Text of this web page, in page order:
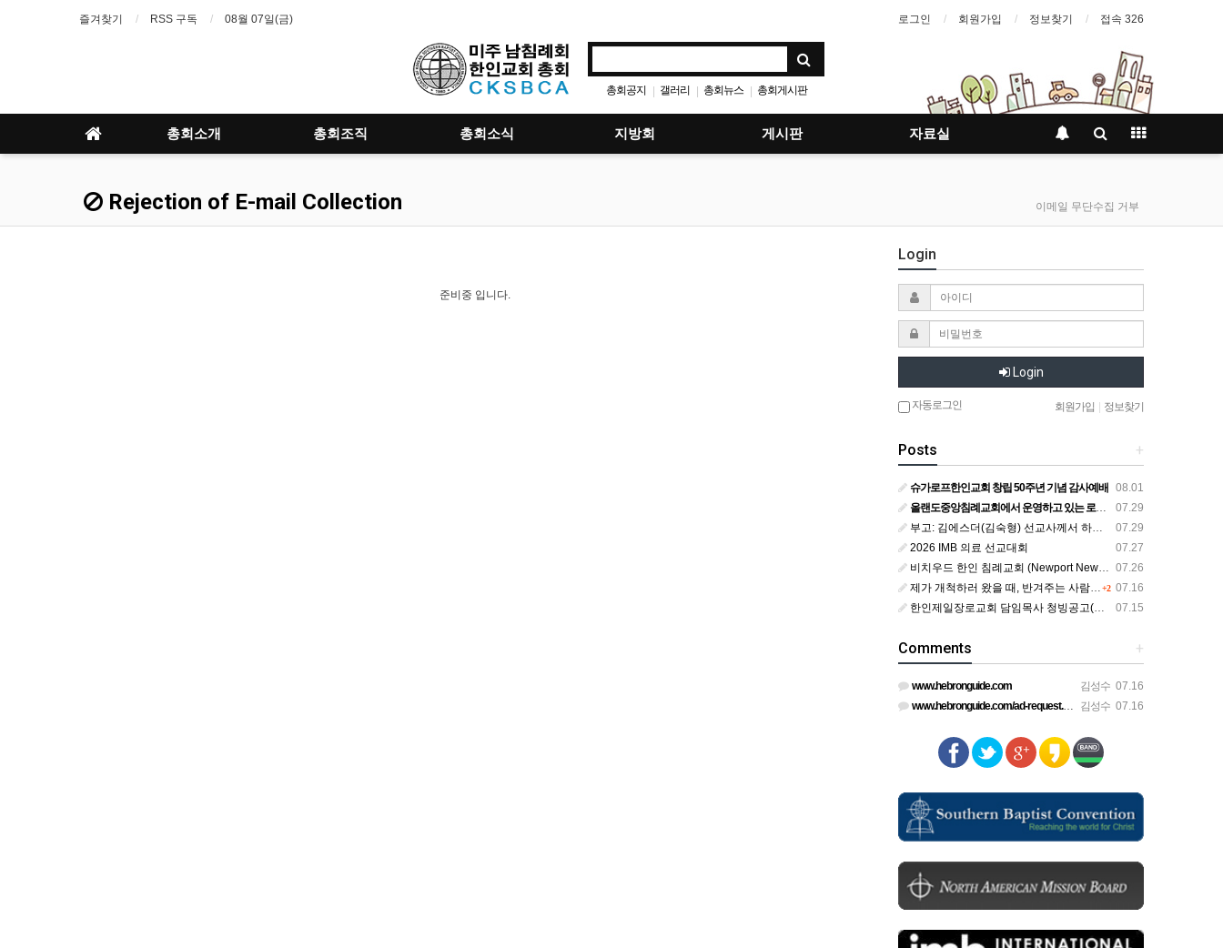
즐겨찾기 RSS 구독 08월 07일(금) 로그인 회원가입 정보찾기 접속 326
총회공지 | 갤러리 | 총회뉴스 | 총회게시판
총회소개 총회조직 총회소식 지방회 게시판 자료실
Rejection of E-mail Collection 이메일 무단수집 거부
준비중 입니다.
Login
Login
자동로그인 회원가입 정보찾기
+
Posts
08.01
슈가로프한인교회 창립 50주년 기념 감사예배
07.29
올랜도중앙침례교회에서 운영하고 있는 로뎀선교관을 소개해 드립니다
07.29
부고: 김에스더(김숙형) 선교사께서 하나님의 부르심을 받았습니다.
07.27
2026 IMB 의료 선교대회
07.26
비치우드 한인 침례교회 (Newport News, Virginia) 담임목사 청빙
+2 07.16
제가 개척하러 왔을 때, 반겨주는 사람이 없었습니다.
07.15
한인제일장로교회 담임목사 청빙공고(교단 변경 가능한 교회)
+
Comments
김성수 07.16
www.hebronguide.com
김성수 07.16
www.hebronguide.com/ad-request.html